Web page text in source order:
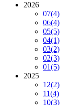
2026
07(4)
06(4)
05(5)
04(1)
03(2)
02(3)
01(5)
2025
12(2)
11(4)
10(3)